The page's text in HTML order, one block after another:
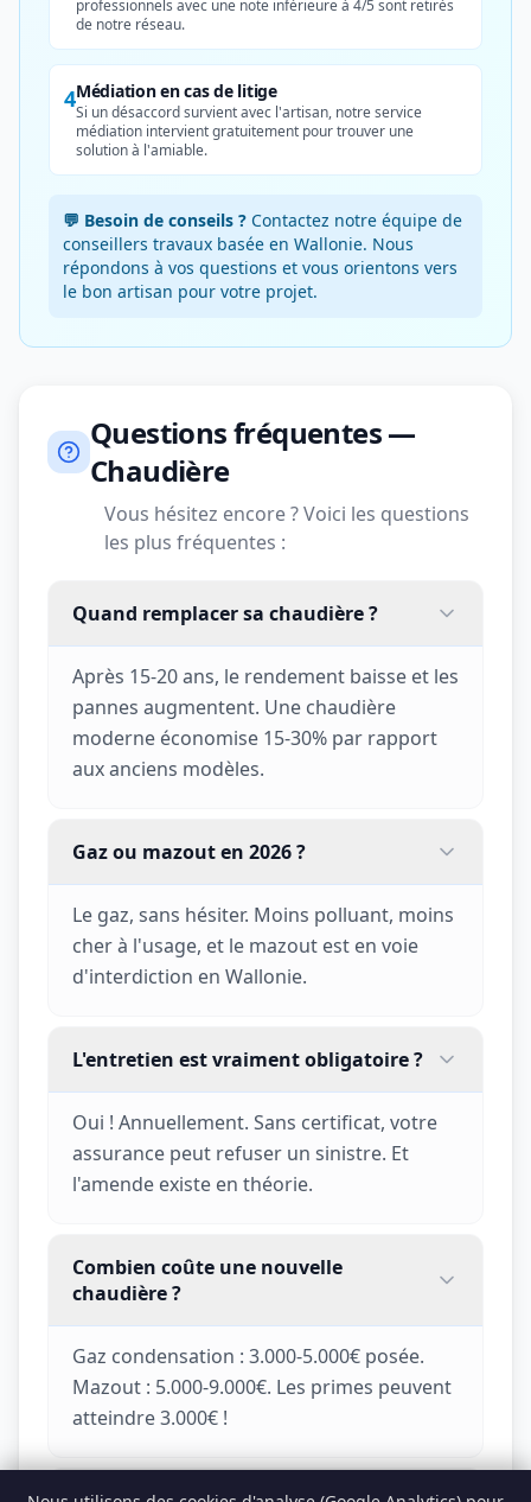
professionnels avec une note inférieure à 4/5 sont retirés
de notre réseau.
4Médiation en cas de litige
Si un désaccord survient avec l'artisan, notre service
médiation intervient gratuitement pour trouver une
solution à l'amiable.
💬 Besoin de conseils ? Contactez notre équipe de
conseillers travaux basée en Wallonie. Nous
répondons à vos questions et vous orientons vers
le bon artisan pour votre projet.
Questions fréquentes —
Chaudière
Vous hésitez encore ? Voici les questions
les plus fréquentes :
Quand remplacer sa chaudière ?
Après 15-20 ans, le rendement baisse et les
pannes augmentent. Une chaudière
moderne économise 15-30% par rapport
aux anciens modèles.
Gaz ou mazout en 2026 ?
Le gaz, sans hésiter. Moins polluant, moins
cher à l'usage, et le mazout est en voie
d'interdiction en Wallonie.
L'entretien est vraiment obligatoire ?
Oui ! Annuellement. Sans certificat, votre
assurance peut refuser un sinistre. Et
l'amende existe en théorie.
Combien coûte une nouvelle
chaudière ?
Gaz condensation : 3.000-5.000€ posée.
Mazout : 5.000-9.000€. Les primes peuvent
atteindre 3.000€ !